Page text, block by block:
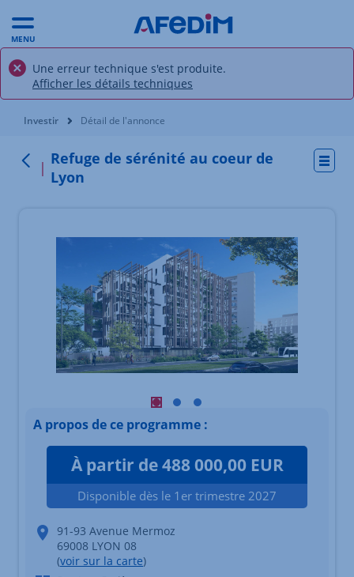
MENU
Une erreur technique s'est produite.
Afficher les détails techniques
Vous êtes ici:
Investir Détail de l'annonce
Retour
Refuge de sérénité au coeur de
Lyon
Visuel principal mobile Afficher
Visuel principal mobile Afficher
Visuel principal mobile
A propos de ce programme :
À partir de 488 000,00 EUR
Disponible dès le 1er trimestre 2027
91-93 Avenue Mermoz
69008 LYON 08
(voir sur la carte)